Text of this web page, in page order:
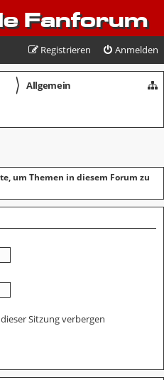
Fanforum
Anmelden
Registrieren
〉 Allgemein
um Themen in diesem Forum zu
Sitzung verbergen